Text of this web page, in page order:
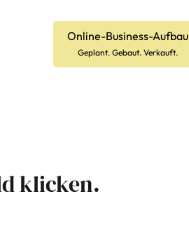
Online-Business-Aufbau
Geplant. Gebaut. Verkauft.
klicken.